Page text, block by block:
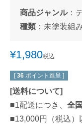
商品ジャンル：
種類 ： 未塗装組
¥1,980税込
[ 36 ポイント進呈 ]
[送料について]
■1配送につき、 全
■13,000円（税込）